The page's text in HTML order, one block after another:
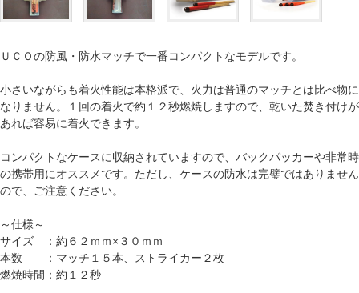
ＵＣＯの防風・防水マッチで一番コンパクトなモデルです。
小さいながらも着火性能は本格派で、火力は普通のマッチとは比べ物に
なりません。１回の着火で約１２秒燃焼しますので、乾いた焚き付けが
あれば容易に着火できます。
コンパクトなケースに収納されていますので、バックパッカーや非常時
の携帯用にオススメです。ただし、ケースの防水は完璧ではありません
ので、ご注意ください。
～仕様～
サイズ ：約６２ｍｍ×３０ｍｍ
本数 ：マッチ１５本、ストライカー２枚
燃焼時間：約１２秒